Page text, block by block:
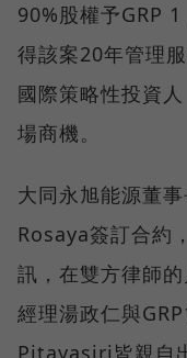
90%股權予GRP
得該案20年管理
國際策略性投資
場商機。
大同永旭能源董
Rosaya簽訂合約
訊，在雙方律師
經理湯政仁與
Pitayasiri皆親自